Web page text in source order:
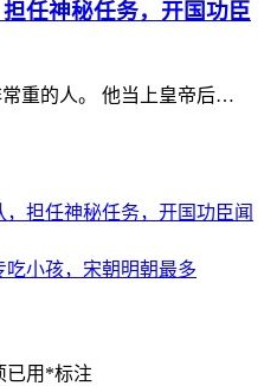
任神秘任务，开国功臣
重的人。 他当上皇帝后…
担任神秘任务，开国功臣闻
小孩，宋朝明朝最多
已用 *标注